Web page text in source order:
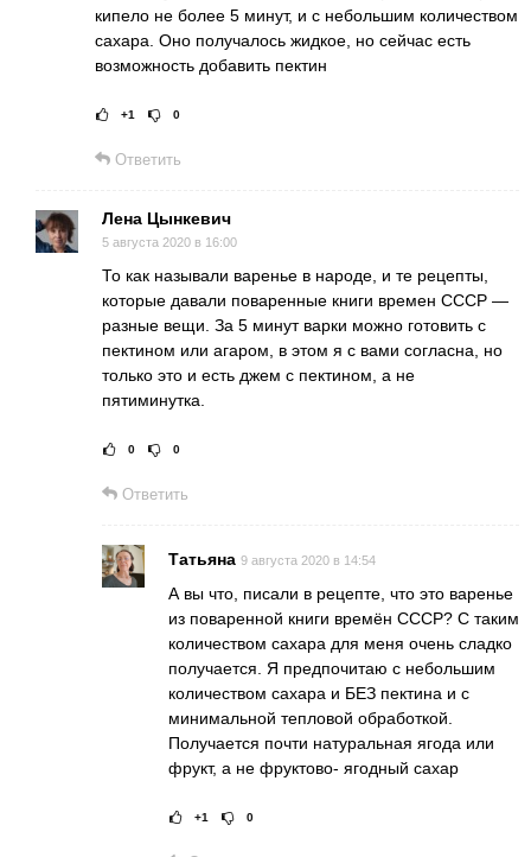
кипело не более 5 минут, и с небольшим количеством
сахара. Оно получалось жидкое, но сейчас есть
возможность добавить пектин
Рейтинг статьи:
+1 0
Ответить
Лена Цынкевич
5 августа 2020 в 16:00
То как называли варенье в народе, и те рецепты,
которые давали поваренные книги времен СССР —
разные вещи. За 5 минут варки можно готовить с
пектином или агаром, в этом я с вами согласна, но
только это и есть джем с пектином, а не
пятиминутка.
Рейтинг статьи:
0 0
Ответить
Татьяна 9 августа 2020 в 14:54
А вы что, писали в рецепте, что это варенье
из поваренной книги времён СССР? С таким
количеством сахара для меня очень сладко
получается. Я предпочитаю с небольшим
количеством сахара и БЕЗ пектина и с
минимальной тепловой обработкой.
Получается почти натуральная ягода или
фрукт, а не фруктово- ягодный сахар
Рейтинг статьи:
+1 0